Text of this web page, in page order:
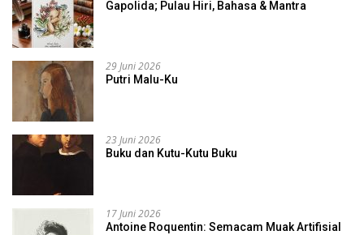
Gapolida; Pulau Hiri, Bahasa & Mantra
29 Juni 2026
Putri Malu-Ku
23 Juni 2026
Buku dan Kutu-Kutu Buku
17 Juni 2026
Antoine Roquentin: Semacam Muak Artifisial